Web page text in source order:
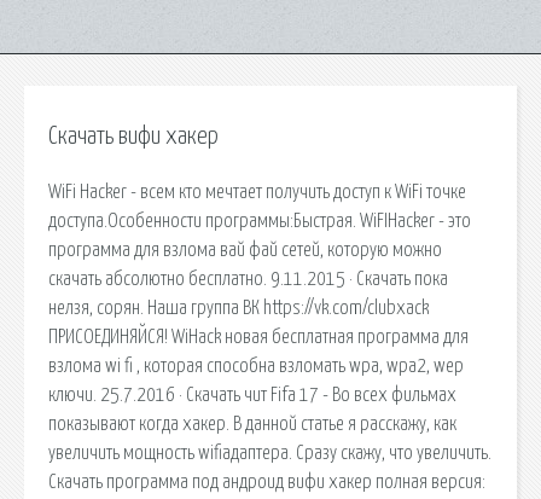
Скачать вифи хакер
WiFi Hacker - всем кто мечтает получить доступ к WiFi точке
доступа.Особенности программы:Быстрая. WiFIHacker - это
программа для взлома вай фай сетей, которую можно
скачать абсолютно бесплатно. 9.11.2015 · Скачать пока
нелзя, сорян. Наша группа ВК https://vk.com/clubxack
ПРИСОЕДИНЯЙСЯ! WiHack новая бесплатная программа для
взлома wi fi , которая способна взломать wpa, wpa2, wep
ключи. 25.7.2016 · Скачать чит Fifa 17 - Во всех фильмах
показывают когда хакер. В данной статье я расскажу, как
увеличить мощность wifiадаптера. Сразу скажу, что увеличить.
Скачать программа под андроид вифи хакер полная версия: